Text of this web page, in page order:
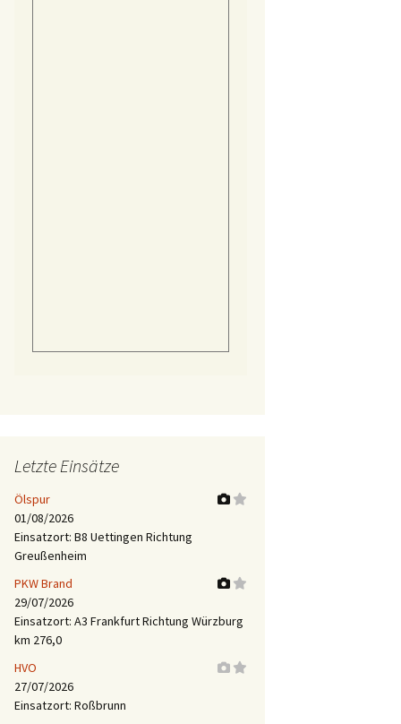
Letzte Einsätze
Ölspur
01/08/2026
Einsatzort: B8 Uettingen Richtung
Greußenheim
PKW Brand
29/07/2026
Einsatzort: A3 Frankfurt Richtung Würzburg
km 276,0
HVO
27/07/2026
Einsatzort: Roßbrunn